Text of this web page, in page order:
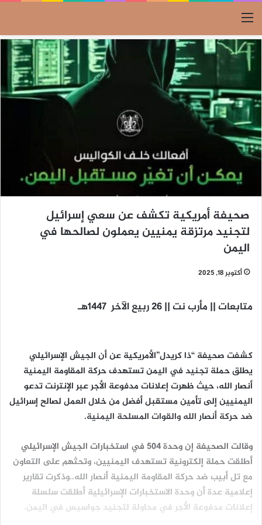
القائمة
صحيفة أمريكية تكشف عن سعي إسرائيل
لتجنيد مرتزقة يمنيين يعملون لصالحها في
اليمن
أكتوبر 18, 2025
متابعات || مأرب نت || 26 ربيع الآخر 1447هـ
كشفت صحيفة “ذا كريدل”الأمريكية عن أن الجيش الإسرائيلي
يطلق حملة تجنيد في اليمن تستهدف حركة المقاومة اليمنية
أنصار الله، حيث ظهرت إعلانات مدفوعة الأجر عبر الإنترنت تدعو
اليمنيين إلى تأمين مستقبل أفضل من خلال العمل لصالح إسرائيل
ضد حركة أنصار الله والقوات المسلحة اليمنية.
وقالت الصحيفة إن وحدة 504 في استخبارات الجيش الإسرائيلي
أطلقت حملة إلكترونية تستهدف اليمنيين، وتحثهم على التعاون
مع تل أبيب ضد حركة المقاومة اليمنية أنصار الله..وذكرت تقارير
إعلامية عدة أن وحدة الاستخبارات الإسرائيلية أطلقت سلسلة
إعلانات مدفوعة الأجر في محاولة لتجنيد جواسيس في اليمن.